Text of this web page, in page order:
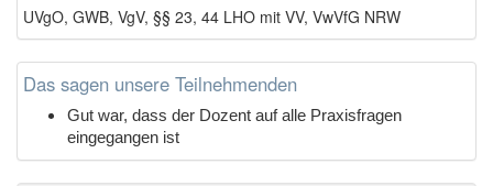
UVgO, GWB, VgV, §§ 23, 44 LHO mit VV, VwVfG NRW
Das sagen unsere Teilnehmenden
Gut war, dass der Dozent auf alle Praxisfragen
eingegangen ist